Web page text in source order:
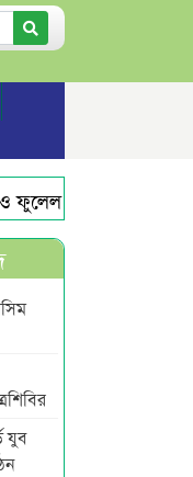
সংবর্ধনা
যুব